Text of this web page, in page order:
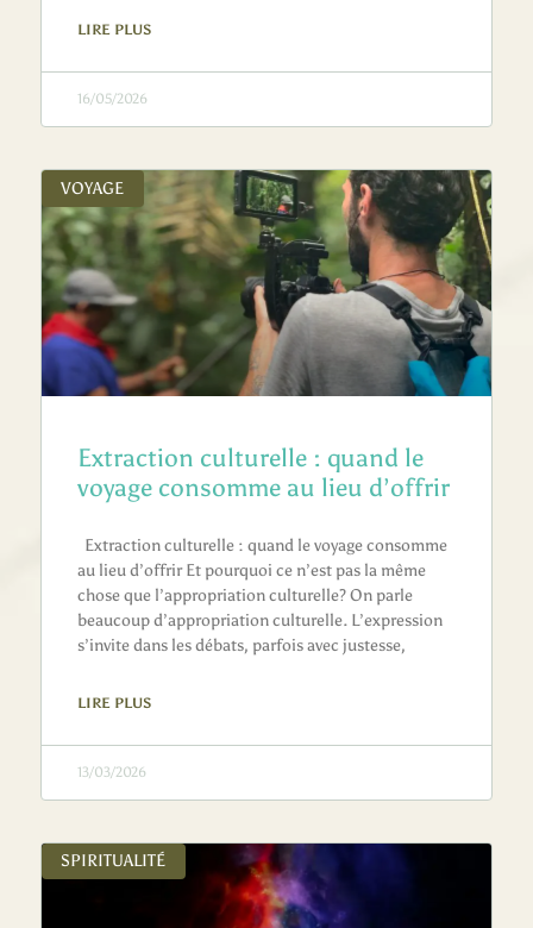
LIRE PLUS
16/05/2026
VOYAGE
Extraction culturelle : quand le
voyage consomme au lieu d’offrir
Extraction culturelle : quand le voyage consomme
au lieu d’offrir Et pourquoi ce n’est pas la même
chose que l’appropriation culturelle? On parle
beaucoup d’appropriation culturelle. L’expression
s’invite dans les débats, parfois avec justesse,
LIRE PLUS
13/03/2026
SPIRITUALITÉ